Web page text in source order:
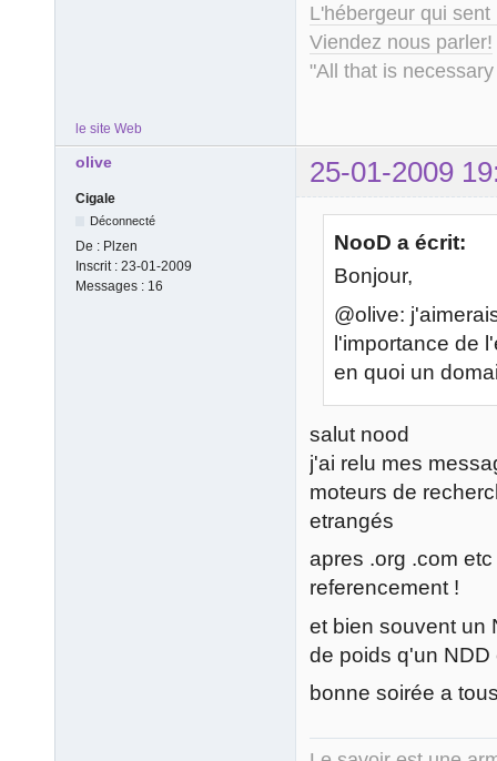
L'hébergeur qui
Viendez nous parler!
"All that is
le site Web
olive 25-01-2009
Cigale
Déconnecté
De : Plzen
Inscrit : 23-01-2009
Messages : 16
NooD a écrit:
Bonjour,
@olive:
l'importance de
en quoi un
salut nood
j'ai relu mes
moteurs de
etrangés
apres .org .com
referencement !
et bien souvent un
de poids q'un
bonne soirée a